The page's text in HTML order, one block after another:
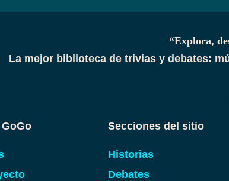
“Explora,
La mejor biblioteca de trivias y debates:
Secciones del sitio
Historias
Debates